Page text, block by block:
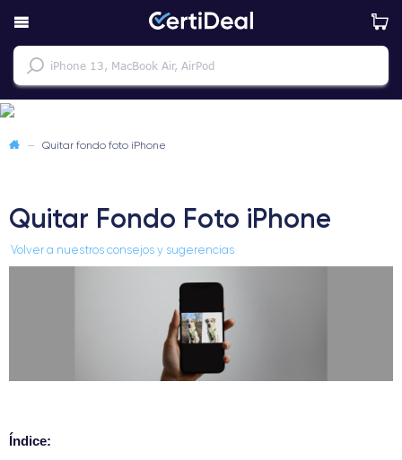
— Quitar fondo foto iPhone
Quitar Fondo Foto iPhone
Volver a nuestros consejos y sugerencias
Índice: